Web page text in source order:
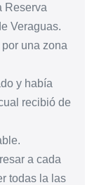
Reserva
Veraguas.
una zona
y había
recibió de
a cada
todas la las